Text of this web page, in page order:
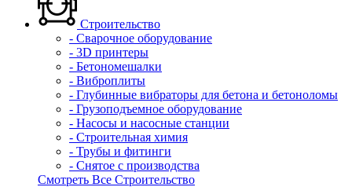
Строительство
- Сварочное оборудование
- 3D принтеры
- Бетономешалки
- Виброплиты
- Глубинные вибраторы для бетона и бетоноломы
- Грузоподъемное оборудование
- Насосы и насосные станции
- Строительная химия
- Трубы и фитинги
- Снятое с производства
Смотреть Все Строительство